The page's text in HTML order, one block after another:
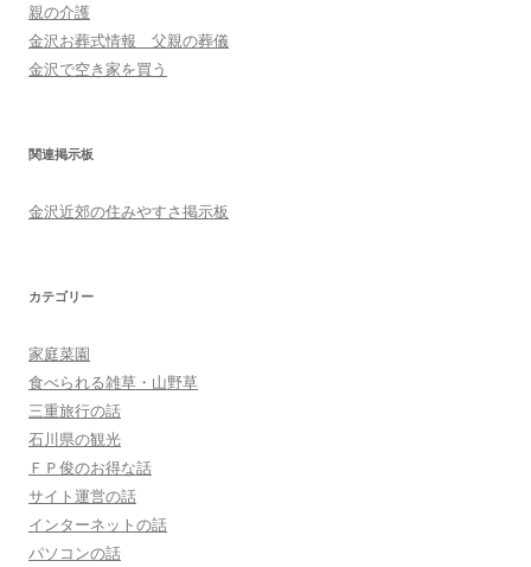
親の介護
金沢お葬式情報 父親の葬儀
金沢で空き家を買う
関連掲示板
金沢近郊の住みやすさ掲示板
カテゴリー
家庭菜園
食べられる雑草・山野草
三重旅行の話
石川県の観光
ＦＰ俊のお得な話
サイト運営の話
インターネットの話
パソコンの話